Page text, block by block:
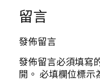
留言
發佈留言
發佈留言必須填寫
開。 必填欄位標示